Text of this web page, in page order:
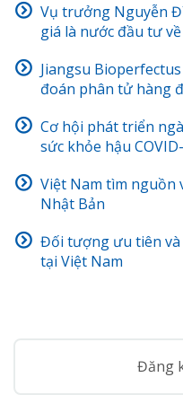
Vụ trưởng Nguyễn
giá là nước đầu tư
Jiangsu
đoán phân tử hàng
Cơ hội phát triển
sức khỏe hậu
Việt Nam tìm nguồn
Nhật Bản
Đối tượng ưu tiên và
tại Việt Nam
Đăng